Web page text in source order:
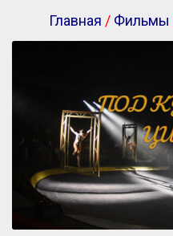
Главная / Фильмы